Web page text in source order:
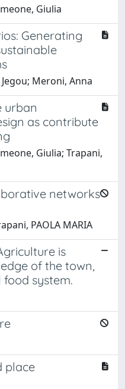
Giulia
Generating
Meroni, Anna
urban
as contribute
Giulia; Trapani,
networks
PAOLA MARIA
is
of the town,
system.
place